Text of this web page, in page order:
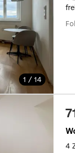
1 / 14
4